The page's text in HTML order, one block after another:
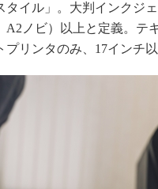
イル」。大判インクジ
A2ノビ）以上と定義。テ
リンタのみ、17インチ以